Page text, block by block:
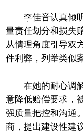
李佳音认真倾
量责任划分和损失
从情理角度引导双
件利弊，列举类似
在她的耐心调
意降低赔偿要求，
强质量把控和沟通
商，提出建设性建